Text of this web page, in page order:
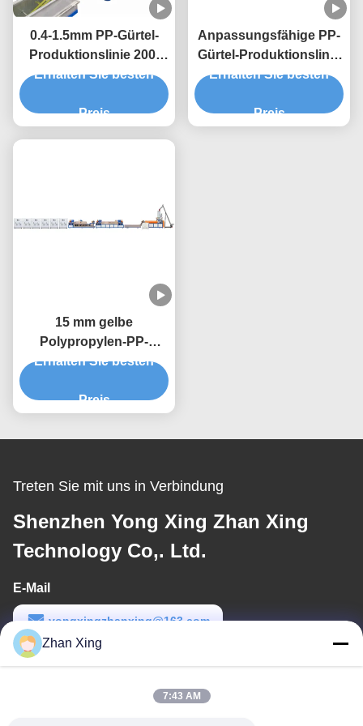
0.4-1.5mm PP-Gürtel-
Produktionslinie 200-
300 KG/h 5-19mm
Erhalten Sie besten
Preis
Anpassungsfähige PP-
Gürtel-Produktionslinie
für verschiedene
Erhalten Sie besten
Preis
15 mm gelbe
Polypropylen-PP-
Gürtel-Gürtelmaschine
Erhalten Sie besten
Preis
Treten Sie mit uns in Verbindung
Shenzhen Yong Xing Zhan Xing
Technology Co,. Ltd.
E-Mail
yongxingzhanxing@163.com
Arbeitszeit
Zhan Xing
7:43 AM